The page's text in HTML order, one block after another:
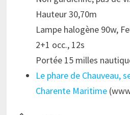
Hauteur 30,70m
Lampe halogène 90w,
2+1 occ., 12s
Portée 15 milles
Le phare de Chauveau,
Charente Maritime